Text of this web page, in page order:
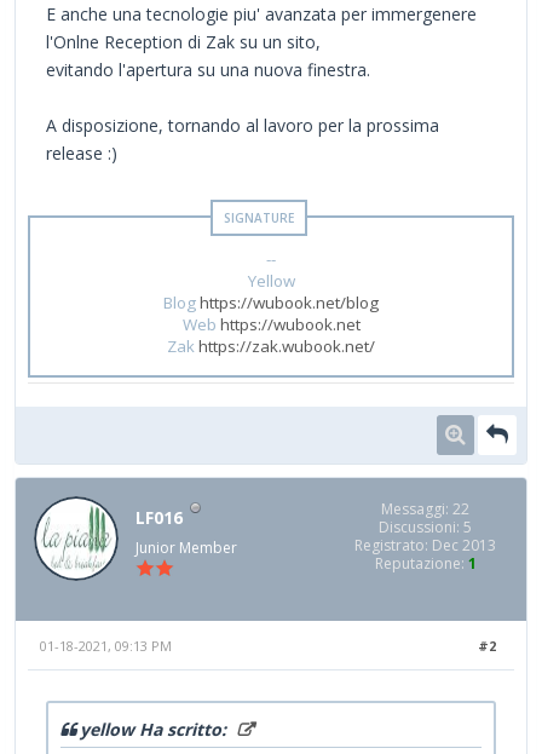
E anche una tecnologie piu' avanzata per immergenere
l'Onlne Reception di Zak su un sito,
evitando l'apertura su una nuova finestra.
A disposizione, tornando al lavoro per la prossima
release :)
--
Yellow
Bloghttps://wubook.net/blog
Web https://wubook.net
Zakhttps://zak.wubook.net/
LF016
Junior Member
Messaggi: 22
Discussioni: 5
Registrato: Dec 2013
Reputazione: 1
#2
01-18-2021, 09:13 PM
yellow Ha scritto: